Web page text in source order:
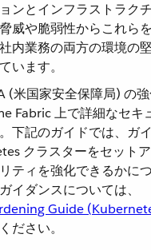
ンとインフラストラク
威や脆弱性からこれら
内業務の両方の環境の
います。
(米国家安全保障局) の
Fabric 上で詳細なセキ
下記のガイドでは、ガ
クラスターをセットア
ティを強化できるかに
イダンスについては、
Guide
ださい。